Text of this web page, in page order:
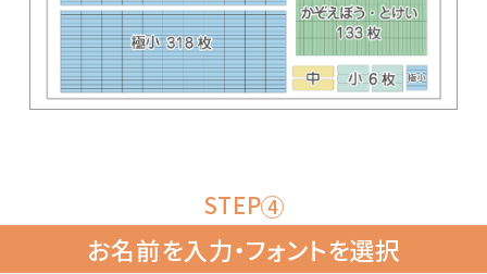
STEP 4
お名前を入力・フォントを選択